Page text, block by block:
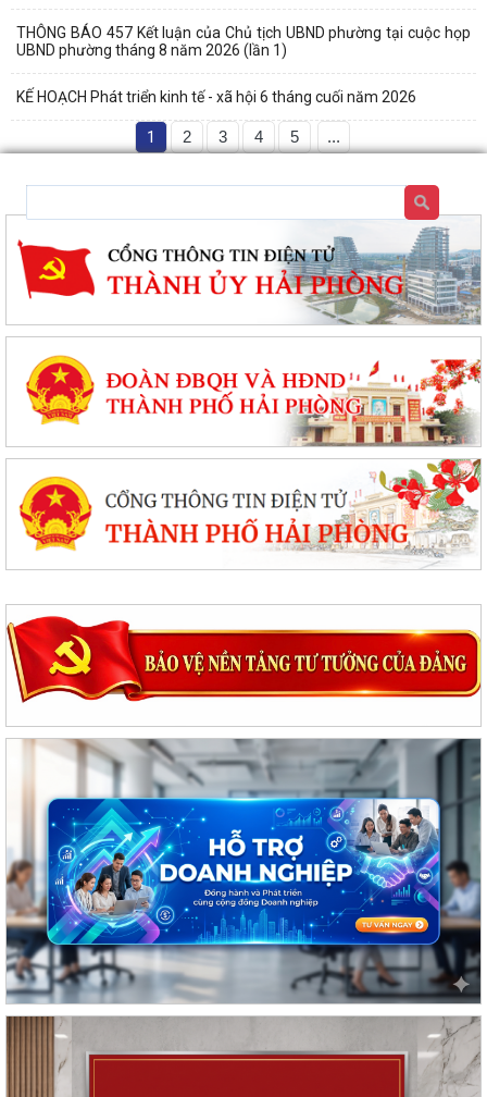
THÔNG BÁO 457 Kết luận của Chủ tịch UBND phường tại cuộc họp
UBND phường tháng 8 năm 2026 (lần 1)
KẾ HOẠCH Phát triển kinh tế - xã hội 6 tháng cuối năm 2026
1 2 3 4 5 ...